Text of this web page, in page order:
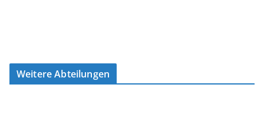
Weitere Abteilungen